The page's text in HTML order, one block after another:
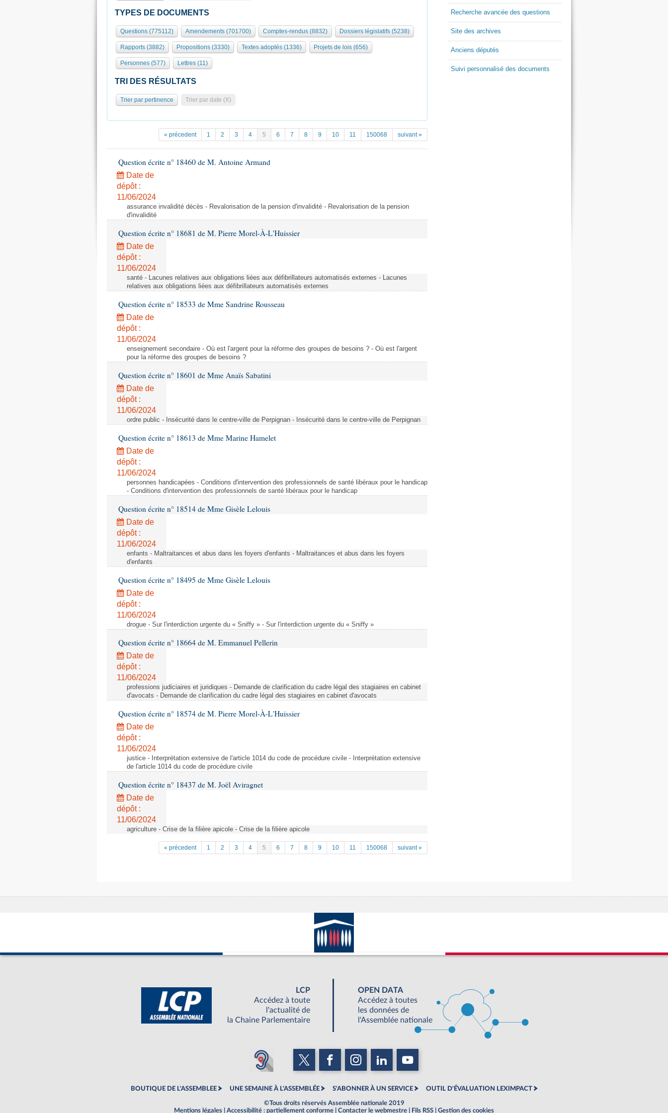
TYPES DE DOCUMENTS
Questions (775112) Amendements (701700) Comptes-rendus (8832) Dossiers législatifs (5238)
Rapports (3882) Propositions (3330) Textes adoptés (1336) Projets de lois (656)
Personnes (577) Lettres (11)
TRI DES RÉSULTATS
Trier par pertinence Trier par date (X)
« précedent 1 2 3 4 5 6 7 8 9 10 11 150068 suivant »
Question écrite n° 18460 de M. Antoine Armand
Date de
dépôt :
11/06/2024
assurance invalidité décès - Revalorisation de la pension d'invalidité - Revalorisation de la pension
d'invalidité
Question écrite n° 18681 de M. Pierre Morel-À-L'Huissier
Date de
dépôt :
11/06/2024
santé - Lacunes relatives aux obligations liées aux défibrillateurs automatisés externes - Lacunes
relatives aux obligations liées aux défibrillateurs automatisés externes
Question écrite n° 18533 de Mme Sandrine Rousseau
Date de
dépôt :
11/06/2024
enseignement secondaire - Où est l'argent pour la réforme des groupes de besoins ? - Où est l'argent
pour la réforme des groupes de besoins ?
Question écrite n° 18601 de Mme Anaïs Sabatini
Date de
dépôt :
11/06/2024
ordre public - Insécurité dans le centre-ville de Perpignan - Insécurité dans le centre-ville de Perpignan
Question écrite n° 18613 de Mme Marine Hamelet
Date de
dépôt :
11/06/2024
personnes handicapées - Conditions d'intervention des professionnels de santé libéraux pour le handicap
- Conditions d'intervention des professionnels de santé libéraux pour le handicap
Question écrite n° 18514 de Mme Gisèle Lelouis
Date de
dépôt :
11/06/2024
enfants - Maltraitances et abus dans les foyers d'enfants - Maltraitances et abus dans les foyers
d'enfants
Question écrite n° 18495 de Mme Gisèle Lelouis
Date de
dépôt :
11/06/2024
drogue - Sur l'interdiction urgente du « Sniffy » - Sur l'interdiction urgente du « Sniffy »
Question écrite n° 18664 de M. Emmanuel Pellerin
Date de
dépôt :
11/06/2024
professions judiciaires et juridiques - Demande de clarification du cadre légal des stagiaires en cabinet
d'avocats - Demande de clarification du cadre légal des stagiaires en cabinet d'avocats
Question écrite n° 18574 de M. Pierre Morel-À-L'Huissier
Date de
dépôt :
11/06/2024
justice - Interprétation extensive de l'article 1014 du code de procédure civile - Interprétation extensive
de l'article 1014 du code de procédure civile
Question écrite n° 18437 de M. Joël Aviragnet
Date de
dépôt :
11/06/2024
agriculture - Crise de la filière apicole - Crise de la filière apicole
« précedent 1 2 3 4 5 6 7 8 9 10 11 150068 suivant »
Recherche avancée des questions
Site des archives
Anciens députés
Suivi personnalisé des documents
LCP
Accédez à toute
l'actualité de
la Chaine Parlementaire
OPEN DATA
Accédez à toutes
les données de
l'Assemblée nationale
BOUTIQUE DE L'ASSEMBLEE UNE SEMAINE À L'ASSEMBLÉE S'ABONNER À UN SERVICE OUTIL D'ÉVALUATION LEXIMPACT
©Tous droits réservés Assemblée nationale 2019
Mentions légales
Accessibilité : partiellement conforme Contacter le webmestre Fils RSS Gestion des cookies